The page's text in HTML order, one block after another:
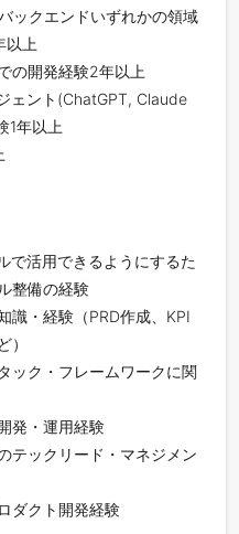
ックエンドいずれかの領域
以上
の開発経験2年以上
ェント(ChatGPT, Claude
1年以上
で活用できるようにするた
整備の経験
識・経験（PRD作成、KPI
）
ック・フレームワークに関
発・運用経験
テックリード・マネジメン
ダクト開発経験